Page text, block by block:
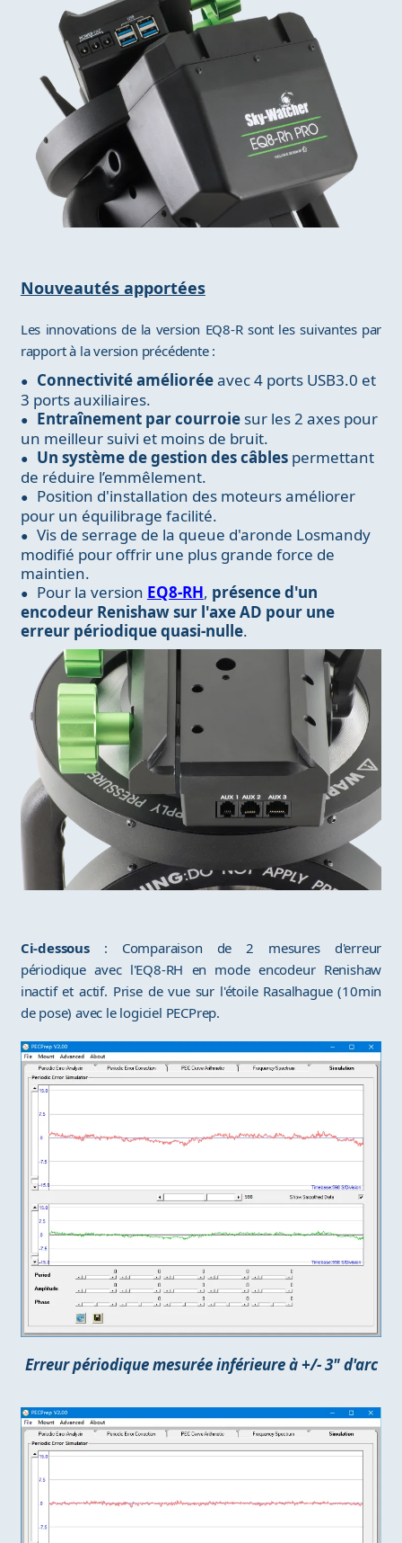
Nouveautés apportées
Les innovations de la version EQ8-R sont les suivantes par
rapport à la version précédente :
Connectivité amélioréeavec 4 ports USB3.0 et
3 ports auxiliaires.
Entraînement par courroiesur les 2 axes pour
un meilleur suivi et moins de bruit.
Un système de gestion des câblespermettant
de réduire l’emmêlement.
Position d'installation des moteurs améliorer
pour un équilibrage facilité.
Vis de serrage de la queue d'aronde Losmandy
modifié pour offrir une plus grande force de
maintien.
Pour la version EQ8-RH, présence d'un
encodeur Renishaw sur l'axe AD pour une
erreur périodique quasi-nulle.
Ci-dessous: Comparaison de 2 mesures d'erreur
périodique avec l'EQ8-RH en mode encodeur Renishaw
inactif et actif. Prise de vue sur l'étoile Rasalhague (10min
de pose) avec le logiciel PECPrep.
Erreur périodique mesurée inférieure à +/- 3" d'arc